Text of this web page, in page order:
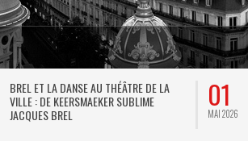
BREL ET LA DANSE AU THÉÂTRE DE LA
VILLE : DE KEERSMAEKER SUBLIME
JACQUES BREL
01
MAI 2026